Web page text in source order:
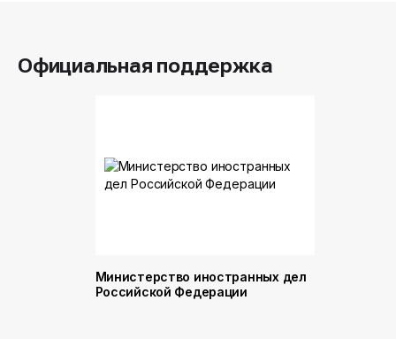
Официальная поддержка
Министерство иностранных дел
Российской Федерации